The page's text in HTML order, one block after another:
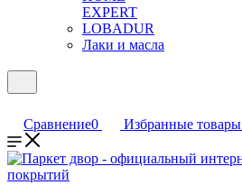
EXPERT
LOBADUR
Лаки и масла
Сравнение0 Избранные товары